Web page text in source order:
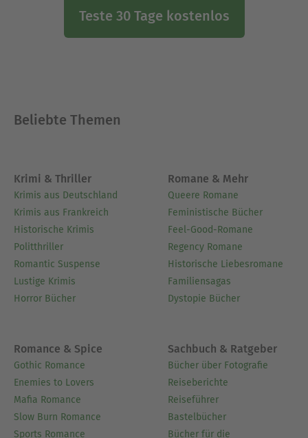
Teste 30 Tage kostenlos
Beliebte Themen
Krimi & Thriller
Krimis aus Deutschland
Krimis aus Frankreich
Historische Krimis
Politthriller
Romantic Suspense
Lustige Krimis
Horror Bücher
Romane & Mehr
Queere Romane
Feministische Bücher
Feel-Good-Romane
Regency Romane
Historische Liebesromane
Familiensagas
Dystopie Bücher
Romance & Spice
Gothic Romance
Enemies to Lovers
Mafia Romance
Slow Burn Romance
Sports Romance
Sachbuch & Ratgeber
Bücher über Fotografie
Reiseberichte
Reiseführer
Bastelbücher
Bücher für die